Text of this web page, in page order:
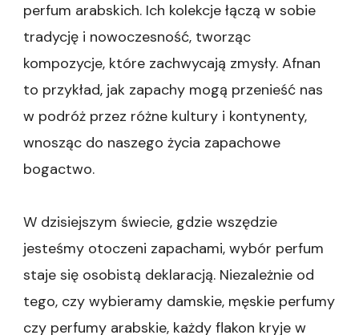
perfum arabskich. Ich kolekcje łączą w sobie
tradycję i nowoczesność, tworząc
kompozycje, które zachwycają zmysły. Afnan
to przykład, jak zapachy mogą przenieść nas
w podróż przez różne kultury i kontynenty,
wnosząc do naszego życia zapachowe
bogactwo.
W dzisiejszym świecie, gdzie wszędzie
jesteśmy otoczeni zapachami, wybór perfum
staje się osobistą deklaracją. Niezależnie od
tego, czy wybieramy damskie, męskie perfumy
czy perfumy arabskie, każdy flakon kryje w